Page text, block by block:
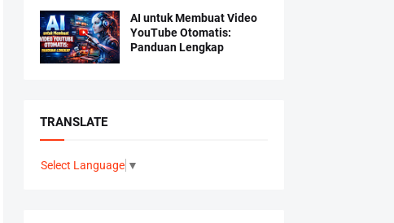
AI untuk Membuat Video
YouTube Otomatis:
Panduan Lengkap
TRANSLATE
Select Language ▼